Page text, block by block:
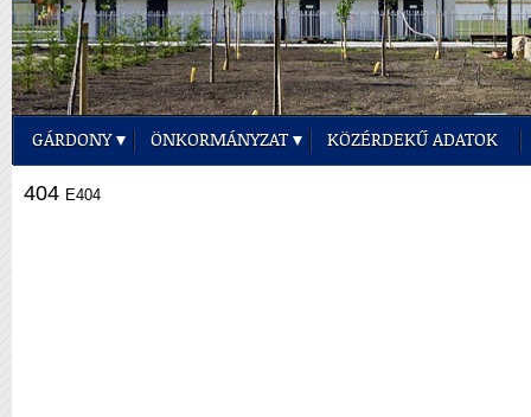
GÁRDONY ÖNKORMÁNYZAT KÖZÉRDEKŰ ADATOK
404 E404